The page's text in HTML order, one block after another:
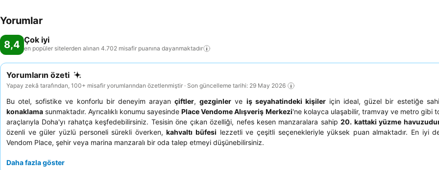
Yorumlar
8,4 Çok iyi
en popüler sitelerden alınan 4.702 misafir puanına dayanmaktadır
Yorumların özeti
Yapay zekâ tarafından, 100+ misafir yorumlarından özetlenmiştir · Son güncelleme tarihi: 29 May 2026
Bu otel, sofistike ve konforlu bir deneyim arayançiftler,gezginler ve iş seyahatindeki kişileriçin ideal, güzel bir estetiğe
konaklama sunmaktadır. Ayrıcalıklı konumu sayesindePlace Vendome Alışveriş Merkezi'ne kolayca ulaşabilir, tramvay ve metro gibi
araçlarıyla Doha'yı rahatça keşfedebilirsiniz. Tesisin öne çıkan özelliği, nefes kesen manzaralara sahip20. kattaki yüzme
özenli ve güler yüzlü personeli sürekli överken,kahvaltı büfesi lezzetli ve çeşitli seçenekleriyle yüksek puan almaktadır. En iyi
Vendom Place, şehir veya marina manzaralı bir oda talep etmeyi düşünebilirsiniz.
Daha fazla göster